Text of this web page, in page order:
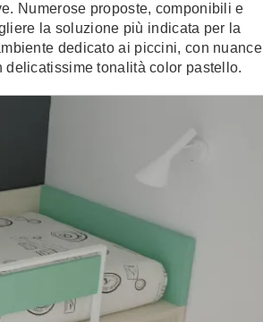
Numerose proposte, componibili e
la soluzione più indicata per la
dedicato ai piccini, con nuance
tonalità color pastello.